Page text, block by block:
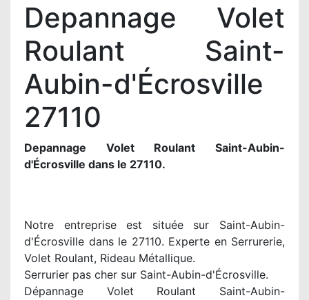
Depannage Volet
Roulant Saint-
Aubin-d'Écrosville
27110
Depannage Volet Roulant Saint-Aubin-
d'Écrosville dans le 27110.
Notre entreprise est située sur Saint-Aubin-
d'Écrosville dans le 27110. Experte en Serrurerie,
Volet Roulant, Rideau Métallique.
Serrurier pas cher sur Saint-Aubin-d'Écrosville.
Dépannage Volet Roulant Saint-Aubin-